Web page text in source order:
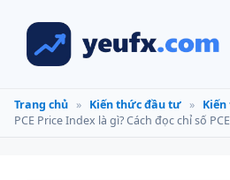
Trang chủ » Kiến thức đầu tư »
PCE Price Index là gì? Cách đọc chỉ số